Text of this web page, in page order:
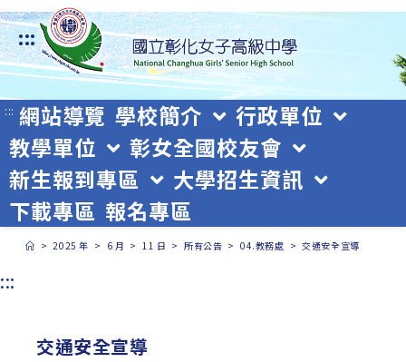
跳
轉
至
主
要
內
容
:::
::: 網站導覽 學校簡介
行政單位
教學單位
彰女全國校友會
新生報到專區
大學招生資訊
下載專區 報名專區
> 2025 年 > 6 月 > 11 日 > 所有公告 > 04.教務處 > 交通安全宣導
:::
交通安全宣導